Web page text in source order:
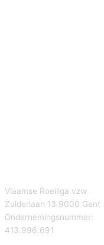
Vlaamse Roeiliga vzw
Zuiderlaan 13 9000 Gent
Ondernemingsnummer:
413.996.691